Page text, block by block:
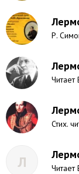
Р.
Читает
Стих.
Л Читает